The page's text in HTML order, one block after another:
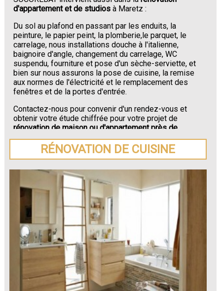
d'appartement et de studios à Maretz :
Du sol au plafond en passant par les enduits, la
peinture, le papier peint, la plomberie,le parquet, le
carrelage, nous installations douche à l'italienne,
baignoire d'angle, changement du carrelage, WC
suspendu, fourniture et pose d'un sèche-serviette, et
bien sur nous assurons la pose de cuisine, la remise
aux normes de l'électricité et le remplacement des
fenêtres et de la portes d'entrée.
Contactez-nous pour convenir d'un rendez-vous et
obtenir votre étude chiffrée pour votre projet de
rénovation de maison ou d'appartement près de
Maretz.
RÉNOVATION DE CUISINE